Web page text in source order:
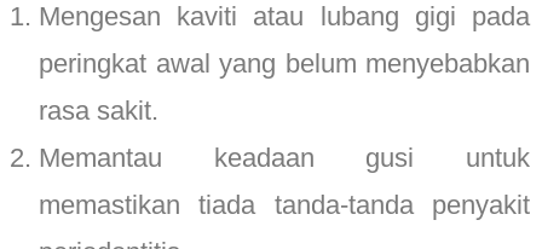
Mengesan kaviti atau lubang gigi pada
peringkat awal yang belum menyebabkan
rasa sakit.
Memantau keadaan gusi untuk
memastikan tiada tanda-tanda penyakit